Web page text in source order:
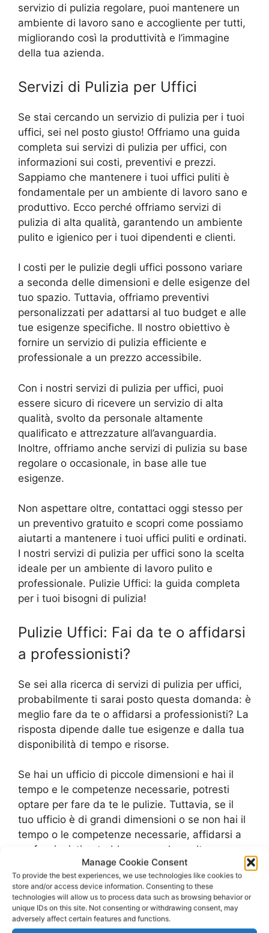
Manage Cookie Consent
To provide the best experiences, we use technologies like cookies to
store and/or access device information. Consenting to these
technologies will allow us to process data such as browsing behavior or
unique IDs on this site. Not consenting or withdrawing consent, may
adversely affect certain features and functions.
servizio di pulizia regolare, puoi mantenere un
ambiente di lavoro sano e accogliente per tutti,
migliorando così la produttività e l’immagine
della tua azienda.
Servizi di Pulizia per Uffici
Se stai cercando un servizio di pulizia per i tuoi
uffici, sei nel posto giusto! Offriamo una guida
completa sui servizi di pulizia per uffici, con
informazioni sui costi, preventivi e prezzi.
Sappiamo che mantenere i tuoi uffici puliti è
fondamentale per un ambiente di lavoro sano e
produttivo. Ecco perché offriamo servizi di
pulizia di alta qualità, garantendo un ambiente
pulito e igienico per i tuoi dipendenti e clienti.
I costi per le pulizie degli uffici possono variare
a seconda delle dimensioni e delle esigenze del
tuo spazio. Tuttavia, offriamo preventivi
personalizzati per adattarsi al tuo budget e alle
tue esigenze specifiche. Il nostro obiettivo è
fornire un servizio di pulizia efficiente e
professionale a un prezzo accessibile.
Con i nostri servizi di pulizia per uffici, puoi
essere sicuro di ricevere un servizio di alta
qualità, svolto da personale altamente
qualificato e attrezzature all’avanguardia.
Inoltre, offriamo anche servizi di pulizia su base
regolare o occasionale, in base alle tue
esigenze.
Non aspettare oltre, contattaci oggi stesso per
un preventivo gratuito e scopri come possiamo
aiutarti a mantenere i tuoi uffici puliti e ordinati.
I nostri servizi di pulizia per uffici sono la scelta
ideale per un ambiente di lavoro pulito e
professionale. Pulizie Uffici: la guida completa
per i tuoi bisogni di pulizia!
Pulizie Uffici: Fai da te o affidarsi
a professionisti?
Se sei alla ricerca di servizi di pulizia per uffici,
probabilmente ti sarai posto questa domanda: è
meglio fare da te o affidarsi a professionisti? La
risposta dipende dalle tue esigenze e dalla tua
disponibilità di tempo e risorse.
Se hai un ufficio di piccole dimensioni e hai il
tempo e le competenze necessarie, potresti
optare per fare da te le pulizie. Tuttavia, se il
tuo ufficio è di grandi dimensioni o se non hai il
tempo o le competenze necessarie, affidarsi a
professionisti potrebbe essere la scelta
Con i servizi di pulizia per uffici, puoi essere
sicuro di avere un ambiente di lavoro pulito e
igienizzato, il che può contribuire a migliorare la